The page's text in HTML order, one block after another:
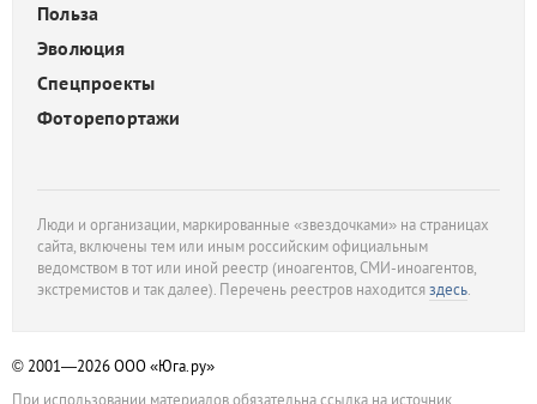
Польза
Эволюция
Спецпроекты
Фоторепортажи
Люди и организации, маркированные «звездочками» на страницах
сайта, включены тем или иным российским официальным
ведомством в тот или иной реестр (иноагентов, СМИ-иноагентов,
экстремистов и так далее). Перечень реестров находитсяздесь.
© 2001—2026ООО «Юга.ру»
При использовании материалов обязательна ссылка на источник